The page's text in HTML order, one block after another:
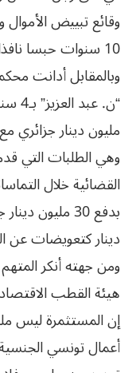
وقائع تبييض
10 سنوات حبسا نافذا مع مصادرة جميع المحجوزات.
وبالمقابل أدانت
مليون دينار جزائري
وهي الطلبات التي
القضائية خلال
دينار كتعويضات عن
ومن جهته أنكر
هيئة القطب
إن المستثمرة ليس
أعمال تونسي